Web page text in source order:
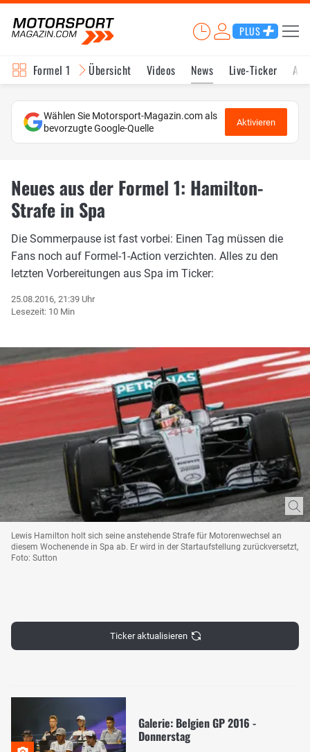
PLUS
Formel 1 Übersicht Videos News Live-Ticker
Wählen Sie Motorsport-Magazin.com als
bevorzugte Google-Quelle
Aktivieren
Neues aus der Formel 1: Hamilton-
Strafe in Spa
Die Sommerpause ist fast vorbei: Einen Tag müssen die
Fans noch auf Formel-1-Action verzichten. Alles zu den
letzten Vorbereitungen aus Spa im Ticker:
25.08.2016, 21:39 Uhr
Lesezeit: 10 Min
Lewis Hamilton holt sich seine anstehende Strafe für Motorenwechsel an
diesem Wochenende in Spa ab. Er wird in der Startaufstellung zurückversetzt,
Foto: Sutton
Ticker aktualisieren
Galerie: Belgien GP 2016 -
Donnerstag